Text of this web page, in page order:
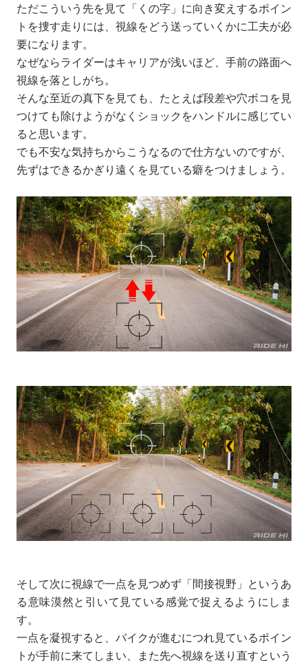
ただこういう先を見て「くの字」に向き変えするポイン
トを捜す走りには、視線をどう送っていくかに工夫が必
要になります。
なぜならライダーはキャリアが浅いほど、手前の路面へ
視線を落としがち。
そんな至近の真下を見ても、たとえば段差や穴ボコを見
つけても除けようがなくショックをハンドルに感じてい
ると思います。
でも不安な気持ちからこうなるので仕方ないのですが、
先ずはできるかぎり遠くを見ている癖をつけましょう。
そして次に視線で一点を見つめず「間接視野」というあ
る意味漠然と引いて見ている感覚で捉えるようにしま
す。
一点を凝視すると、バイクが進むにつれ見ているポイン
トが手前に来てしまい、また先へ視線を送り直すという